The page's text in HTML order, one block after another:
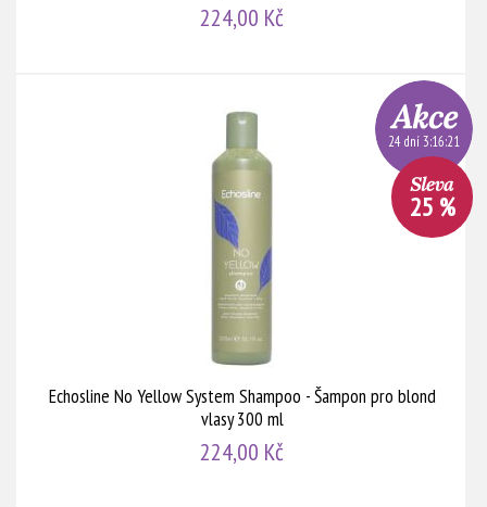
224,00 Kč
Echosline No Yellow System Shampoo - Šampon pro blond
vlasy 300 ml
224,00 Kč
24 dní 3:16:20
25 %